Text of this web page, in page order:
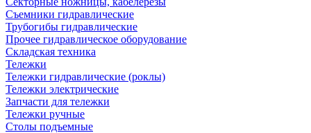
Съемники гидравлические
Трубогибы гидравлические
Прочее гидравлическое оборудование
Складская техника
Тележки
Тележки гидравлические (роклы)
Тележки электрические
Запчасти для тележки
Тележки ручные
Столы подъемные